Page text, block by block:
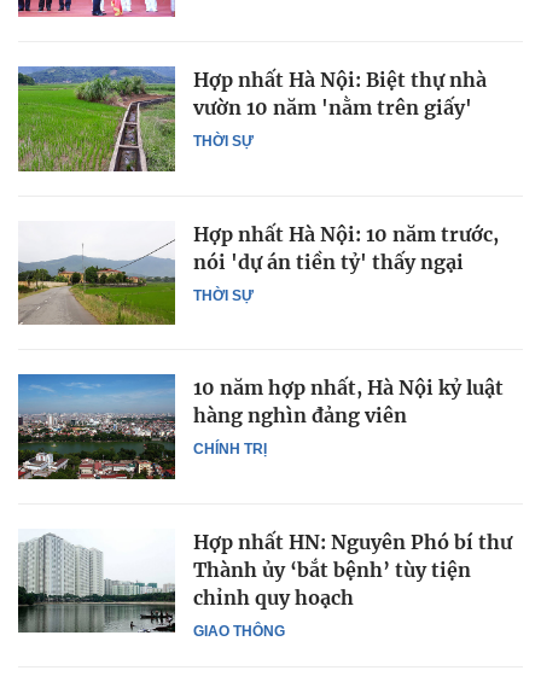
THỜI SỰ
Hợp nhất Hà Nội: Biệt thự nhà
vườn 10 năm 'nằm trên giấy'
THỜI SỰ
Hợp nhất Hà Nội: 10 năm trước,
nói 'dự án tiền tỷ' thấy ngại
CHÍNH TRỊ
10 năm hợp nhất, Hà Nội kỷ luật
hàng nghìn đảng viên
GIAO THÔNG
Hợp nhất HN: Nguyên Phó bí thư
Thành ủy ‘bắt bệnh’ tùy tiện
chỉnh quy hoạch